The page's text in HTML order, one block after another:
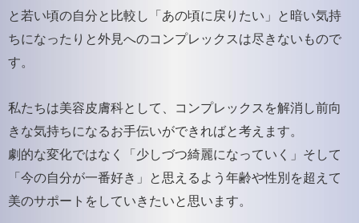
と若い頃の自分と比較し「あの頃に戻りたい」と暗い気持
ちになったりと外見へのコンプレックスは尽きないもので
す。
私たちは美容皮膚科として、コンプレックスを解消し前向
きな気持ちになるお手伝いができればと考えます。
劇的な変化ではなく「少しづつ綺麗になっていく」そして
「今の自分が一番好き」と思えるよう年齢や性別を超えて
美のサポートをしていきたいと思います。